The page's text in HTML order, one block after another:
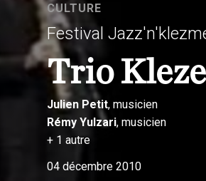
CULTURE
Festival
Trio
Julien Petit, musicien
Rémy Yulzari, musicien
+ 1 autre
04 décembre 2010